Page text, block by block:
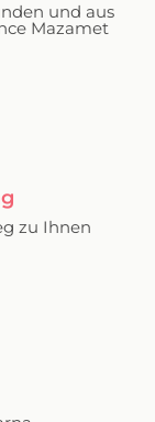
und aus
Mazamet
zu Ihnen